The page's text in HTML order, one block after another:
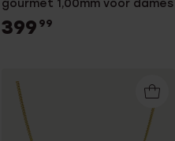
gourmet 1,00mm voor dames
399 99